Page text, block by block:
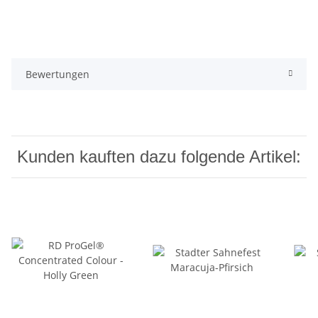
Bewertungen
Kunden kauften dazu folgende Artikel: